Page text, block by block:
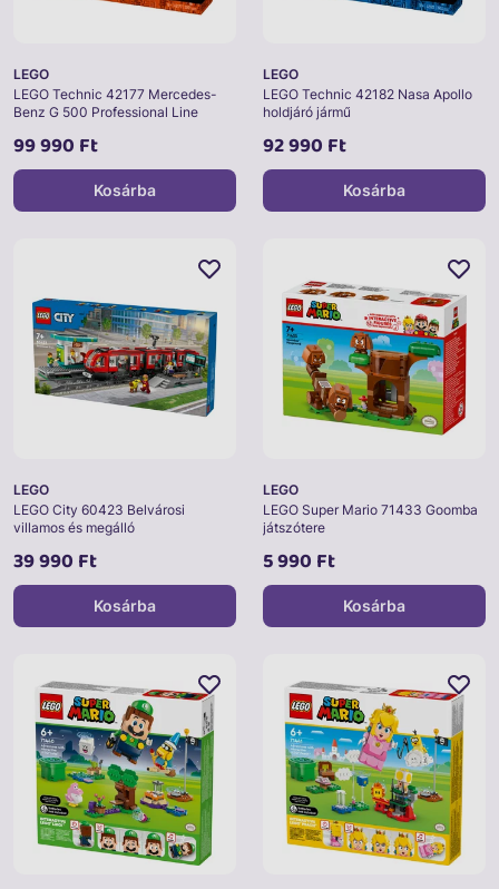
LEGO
LEGO Technic 42177 Mercedes-
Benz G 500 Professional Line
99 990 Ft
Kosárba
LEGO
LEGO Technic 42182 Nasa Apollo
holdjáró jármű
92 990 Ft
Kosárba
LEGO
LEGO City 60423 Belvárosi
villamos és megálló
39 990 Ft
Kosárba
LEGO
LEGO Super Mario 71433 Goomba
játszótere
5 990 Ft
Kosárba